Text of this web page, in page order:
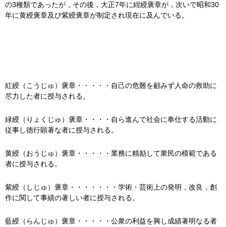
の3種類であったが，その後，大正7年に紺綬褒章が，次いで昭和30
年に黄綬褒章及び紫綬褒章が制定され現在に及んでいる。
紅綬（こうじゅ）褒章・・・・・自己の危難を顧みず人命の救助に
尽力した者に授与される。
緑綬（りょくじゅ）褒章・・・・自ら進んで社会に奉仕する活動に
従事し徳行顕著な者に授与される。
黄綬（おうじゅ）褒章・・・・・業務に精励して衆民の模範である
者に授与される。
紫綬（しじゅ）褒章・・・・・・・学術・芸術上の発明，改良，創
作に関して事績の著しい者に授与される。
藍綬（らんじゅ）褒章・・・・・公衆の利益を興し成績著明なる者